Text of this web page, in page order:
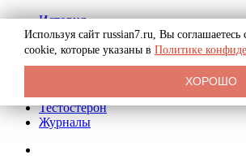
История
Биография
Криминал
Реклама на сайте
Тестостерон
Журналы
Используя сайт russian7.ru, Вы
cookie, которые указаны в Политике
ХОРОШО